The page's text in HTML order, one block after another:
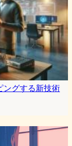
ングする新技術